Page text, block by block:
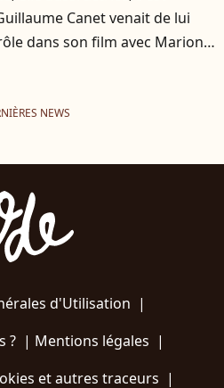
Canet venait de lui
dans son film avec Marion
NEWS
d'Utilisation |
?| Mentions légales |
et autres traceurs |